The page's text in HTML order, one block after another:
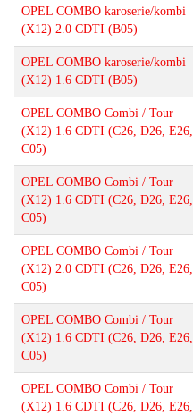
OPEL COMBO karoserie/kombi
(X12) 2.0 CDTI (B05)
OPEL COMBO karoserie/kombi
(X12) 1.6 CDTI (B05)
OPEL COMBO Combi / Tour
(X12) 1.6 CDTI (C26, D26, E26,
C05)
OPEL COMBO Combi / Tour
(X12) 1.6 CDTI (C26, D26, E26,
C05)
OPEL COMBO Combi / Tour
(X12) 2.0 CDTI (C26, D26, E26,
C05)
OPEL COMBO Combi / Tour
(X12) 1.6 CDTI (C26, D26, E26,
C05)
OPEL COMBO Combi / Tour
(X12) 1.6 CDTI (C26, D26, E26,